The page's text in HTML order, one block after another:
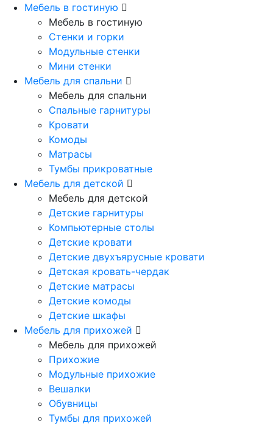
Мебель в гостиную
Мебель в гостиную
Стенки и горки
Модульные стенки
Мини стенки
Мебель для спальни
Мебель для спальни
Спальные гарнитуры
Кровати
Комоды
Матрасы
Тумбы прикроватные
Мебель для детской
Мебель для детской
Детские гарнитуры
Компьютерные столы
Детские кровати
Детские двухъярусные кровати
Детская кровать-чердак
Детские матрасы
Детские комоды
Детские шкафы
Мебель для прихожей
Мебель для прихожей
Прихожие
Модульные прихожие
Вешалки
Обувницы
Тумбы для прихожей